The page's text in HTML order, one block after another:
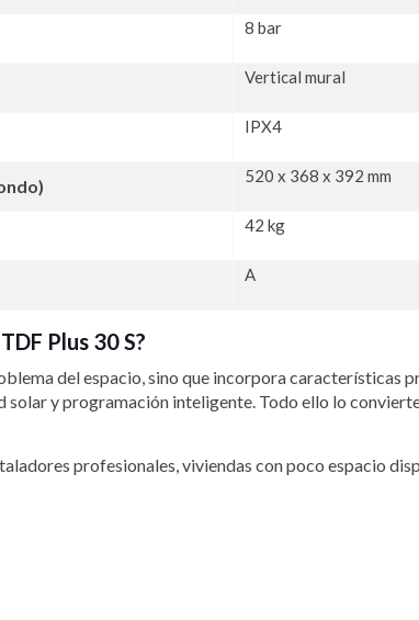
8 bar
Vertical mural
IPX4
520 x 368 x 392 mm
42 kg
A
Plus 30 S?
del espacio, sino que incorpora
solar y programación inteligente. Todo ello lo
profesionales, viviendas con poco espacio